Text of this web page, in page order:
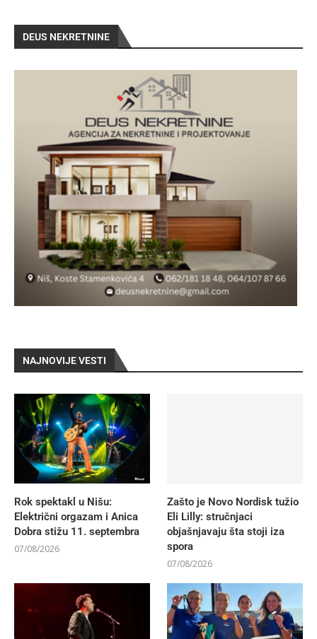
DEUS NEKRETNINE
NAJNOVIJE VESTI
Rok spektakl u Nišu:
Električni orgazam i Anica
Dobra stižu 11. septembra
07/08/2026
Zašto je Novo Nordisk tužio
Eli Lilly: stručnjaci
objašnjavaju šta stoji iza
spora
07/08/2026